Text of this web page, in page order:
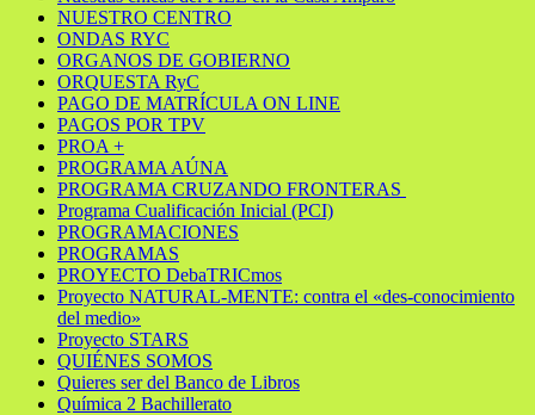
NUESTRO CENTRO
ONDAS RYC
ORGANOS DE GOBIERNO
ORQUESTA RyC
PAGO DE MATRÍCULA ON LINE
PAGOS POR TPV
PROA +
PROGRAMA AÚNA
PROGRAMA CRUZANDO FRONTERAS
Programa Cualificación Inicial (PCI)
PROGRAMACIONES
PROGRAMAS
PROYECTO DebaTRICmos
Proyecto NATURAL-MENTE: contra el «des-conocimiento
del medio»
Proyecto STARS
QUIÉNES SOMOS
Quieres ser del Banco de Libros
Química 2 Bachillerato